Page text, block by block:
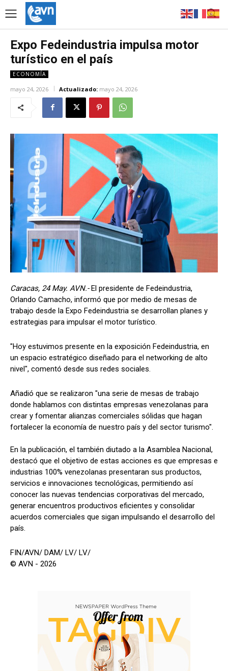
Expo Fedeindustria impulsa motor
turístico en el país
ECONOMÍA
mayo 24, 2026 Actualizado: mayo 24, 2026
Caracas, 24 May. AVN.-El presidente de Fedeindustria,
Orlando Camacho, informó que por medio de mesas de
trabajo desde la Expo Fedeindustria se desarrollan planes y
estrategias para impulsar el motor turístico.
"Hoy estuvimos presente en la exposición Fedeindustria, en
un espacio estratégico diseñado para el networking de alto
nivel", comentó desde sus redes sociales.
Añadió que se realizaron "una serie de mesas de trabajo
donde hablamos con distintas empresas venezolanas para
crear y fomentar alianzas comerciales sólidas que hagan
fortalecer la economía de nuestro país y del sector turismo".
En la publicación, el también diutado a la Asamblea Nacional,
destacó que el objetivo de estas acciones es que empresas e
industrias 100% venezolanas presentaran sus productos,
servicios e innovaciones tecnológicas, permitiendo así
conocer las nuevas tendencias corporativas del mercado,
generar encuentros productivos eficientes y consolidar
acuerdos comerciales que sigan impulsando el desarrollo del
país.
FIN/AVN/ DAM/ LV/ LV/
© AVN - 2026